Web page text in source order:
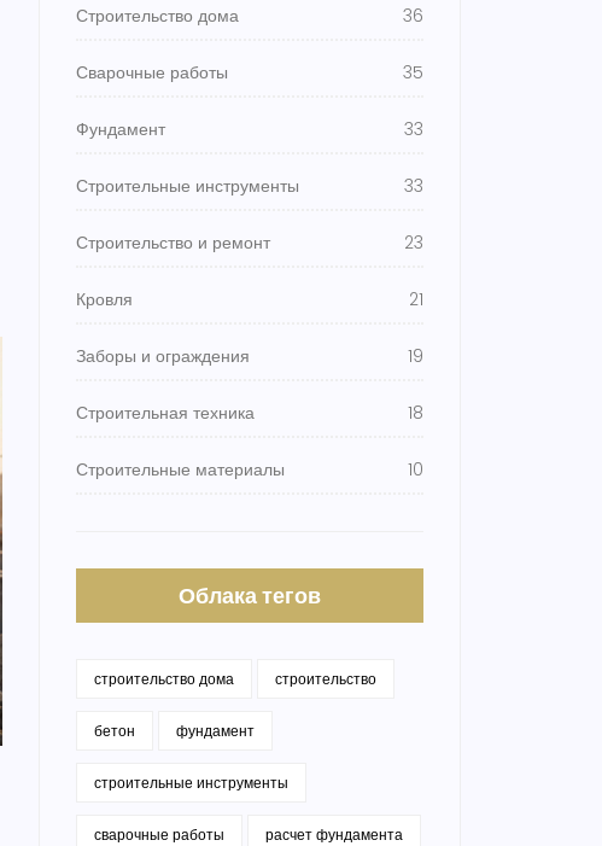
Строительство дома 36
Сварочные работы 35
Фундамент 33
Строительные инструменты 33
Строительство и ремонт 23
Кровля 21
Заборы и ограждения 19
Строительная техника 18
Строительные материалы 10
Облака тегов
строительство дома строительство
бетон фундамент
строительные инструменты
сварочные работы расчет фундамента